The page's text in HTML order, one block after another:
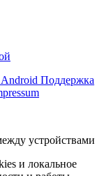
Поддержка
устройствами
и локальное